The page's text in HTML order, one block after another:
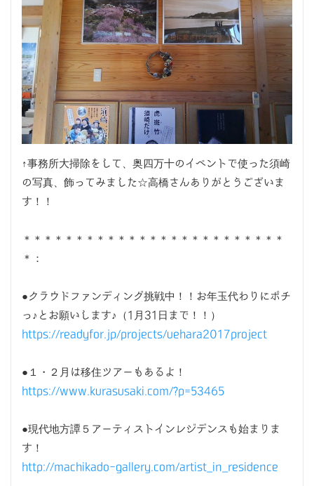
↑事務所大掃除をして、奥四万十のイベントで使った須崎
の写真、飾ってみました☆高橋さんありがとうございま
す！！
＊＊＊＊＊＊＊＊＊＊＊＊＊＊＊＊＊＊＊＊＊＊＊＊＊
＊：
●クラウドファンディング挑戦中！！お年玉代わりにポチ
っ♪とお願いします♪（1月31日まで！！）
https://readyfor.jp/projects/uehara2017project
●１・２月は移住ツアーもあるよ！
https://www.kurasusaki.com/?p=53465
●現代地方譚５アーティストインレジデンスも始まりま
す！
http://machikado-gallery.com/artist_in_residence